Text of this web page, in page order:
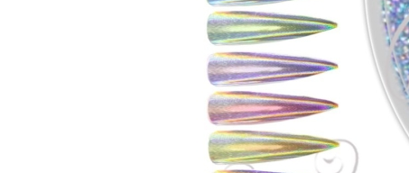
3D Nail Formen
Feine Acrylfarbe / Aquarell
Nail Piercing